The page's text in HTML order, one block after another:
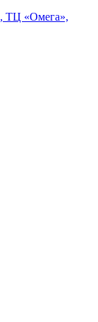
, ТЦ «Омега»,